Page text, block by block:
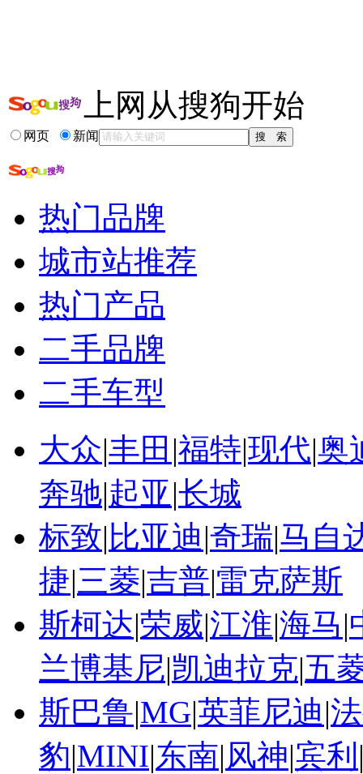
相关推荐
上海平行进口车交...
平行进口车报价表
天津港平行进口车价格
天津平行进口车报价表
平行进口车
上网从搜狗开始
网页 新闻
热门品牌
城市站推荐
热门产品
二手品牌
二手车型
大众|丰田 |福特|现代|奥
奔驰|起亚|长城
标致| 比亚迪|奇瑞|马自
捷|三菱|吉普|雷克萨斯
斯柯达|荣威|江淮|海马|
兰博基尼|凯迪拉克|五
斯巴鲁|MG|英菲尼迪|
豹|MINI|东南|风神|宾利